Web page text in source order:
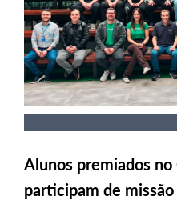
Alunos premiados
participam de